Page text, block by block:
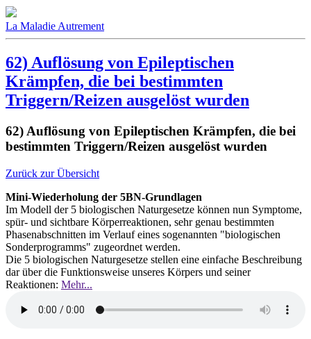
La Maladie Autrement
62) Auflösung von Epileptischen
Krämpfen, die bei bestimmten
Triggern/Reizen ausgelöst wurden
62) Auflösung von Epileptischen Krämpfen, die bei
bestimmten Triggern/Reizen ausgelöst wurden
Zurück zur Übersicht
Mini-Wiederholung der 5BN-Grundlagen
Im Modell der 5 biologischen Naturgesetze können nun Symptome,
spür- und sichtbare Körperreaktionen, sehr genau bestimmten
Phasenabschnitten im Verlauf eines sogenannten "biologischen
Sonderprogramms" zugeordnet werden.
Die 5 biologischen Naturgesetze stellen eine einfache Beschreibung
dar über die Funktionsweise unseres Körpers und seiner
Reaktionen: Mehr...